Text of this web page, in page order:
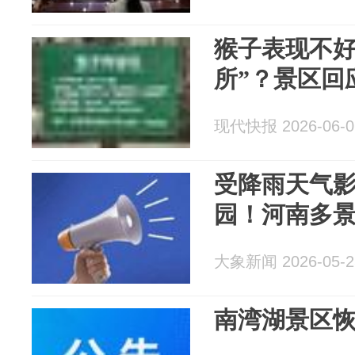
猴子表现不
所”？景区回
现代快报 2026-06-
受降雨天气
园！河南多
大象新闻 2026-05-
南湾湖景区